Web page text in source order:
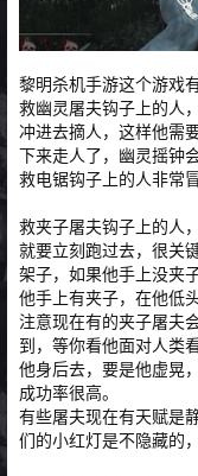
黎明杀机手游这个游戏
救幽灵屠夫钩子上的人
冲进去摘人，这样他需
下来走人了，幽灵摇钟
救电锯钩子上的人非常
救夹子屠夫钩子上的人
就要立刻跑过去，很关
架子，如果他手上没夹
他手上有夹子，在他低
注意现在有的夹子屠夫
到，等你看他面对人类
他身后去，要是他虚晃
成功率很高。
有些屠夫现在有天赋是
们的小红灯是不隐藏的